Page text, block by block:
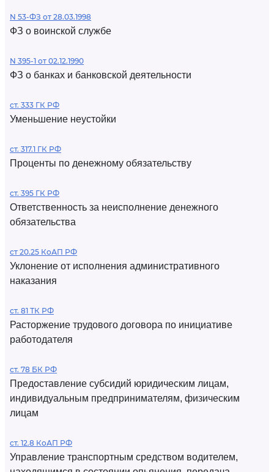
N 53-ФЗ от 28.03.1998
ФЗ о воинской службе
N 395-1 от 02.12.1990
ФЗ о банках и банковской деятельности
ст. 333 ГК РФ
Уменьшение неустойки
ст. 317.1 ГК РФ
Проценты по денежному обязательству
ст. 395 ГК РФ
Ответственность за неисполнение денежного
обязательства
ст 20.25 КоАП РФ
Уклонение от исполнения административного
наказания
ст. 81 ТК РФ
Расторжение трудового договора по инициативе
работодателя
ст. 78 БК РФ
Предоставление субсидий юридическим лицам,
индивидуальным предпринимателям, физическим
лицам
ст. 12.8 КоАП РФ
Управление транспортным средством водителем,